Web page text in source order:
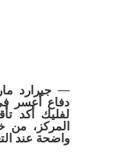
— جيرارد
دفاع أعسر
لفليك أكد
المركز، من
واضحة عند